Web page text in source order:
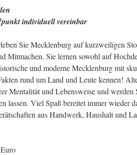
individuell vereinbar
Sie Mecklenburg auf kurzweiligen
Mitmachen. Sie lernen sowohl auf
und moderne Mecklenburg mit
rund um Land und Leute kennen!
Mentalität und Lebensweise und
lassen. Viel Spaß bereitet immer wieder
aus Handwerk, Haushalt und